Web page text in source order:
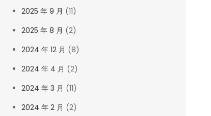
2025 年 9 月 (11)
2025 年 8 月 (2)
2024 年 12 月 (8)
2024 年 4 月 (2)
2024 年 3 月 (11)
2024 年 2 月 (2)